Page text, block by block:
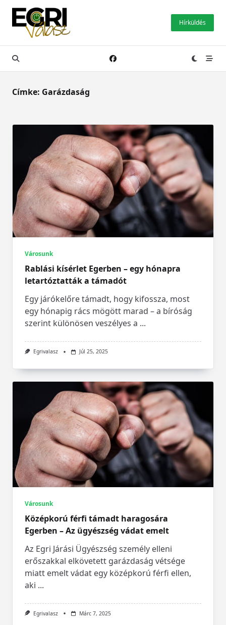
Skip
content
Hírküldés
Címke: Garázdaság
Városunk
Rablási kísérlet Egerben – egy hónapra
letartóztatták a támadót
Egy járókelőre támadt, hogy kifossza, most
egy hónapig rács mögött marad – a bíróság
szerint különösen veszélyes a ...
Egrivalasz Júl 25, 2025
Városunk
Középkorú férfi támadt haragosára
Egerben – Az ügyészség vádat emelt
Az Egri Járási Ügyészség személy elleni
erőszakkal elkövetett garázdaság vétsége
miatt emelt vádat egy középkorú férfi ellen,
aki ...
Egrivalasz Márc 7, 2025